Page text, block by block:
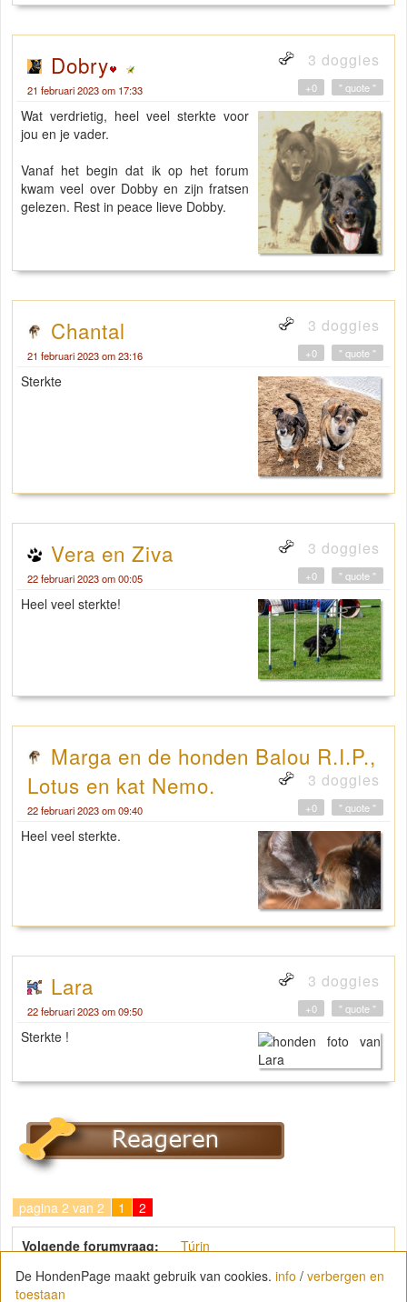
Dobry 3 doggies
21 februari 2023 om 17:33 " quote "
+0
Wat verdrietig, heel veel sterkte voor
jou en je vader.
Vanaf het begin dat ik op het forum
kwam veel over Dobby en zijn fratsen
gelezen. Rest in peace lieve Dobby.
Chantal 3 doggies
21 februari 2023 om 23:16 " quote "
+0
Sterkte
Vera en Ziva 3 doggies
22 februari 2023 om 00:05 " quote "
+0
Heel veel sterkte!
Marga en de honden Balou R.I.P.,
Lotus en kat Nemo.
3 doggies
22 februari 2023 om 09:40 " quote "
+0
Heel veel sterkte.
Lara 3 doggies
22 februari 2023 om 09:50 " quote "
+0
Sterkte !
pagina 2 van 2 1 2
Volgende forumvraag:
Túrin
De HondenPage maakt gebruik van cookies. info / verbergen en
toestaan